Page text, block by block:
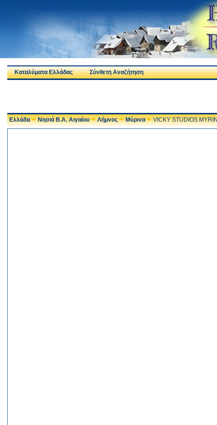
Καταλύματα Ελλάδας Σύνθετη Αναζήτηση
Ελλάδα Νησιά Β.Α. Αιγαίου Λήμνος Μύρινα VICKY STUDIOS